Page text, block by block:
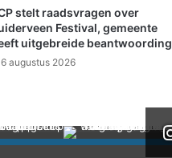
r
T
a
J
u
stelt raadsvragen over
Festival, gemeente
uitgebreide beantwoording
6 augustus 2026